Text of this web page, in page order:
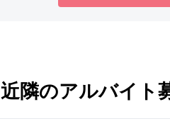
近隣のアルバイト